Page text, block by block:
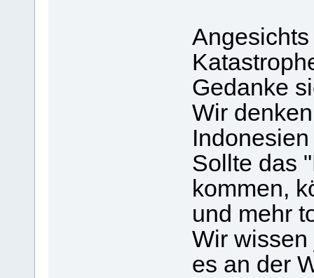
Gedanke
Wir
Sollte das
kommen,
und mehr
Wir
es an der